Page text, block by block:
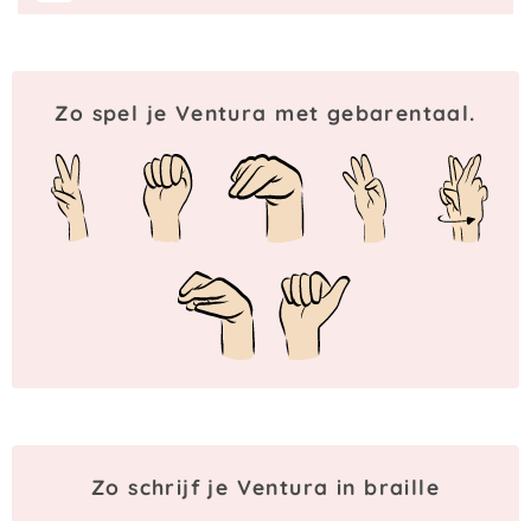
Zo spel je Ventura met gebarentaal.
Zo schrijf je Ventura in braille